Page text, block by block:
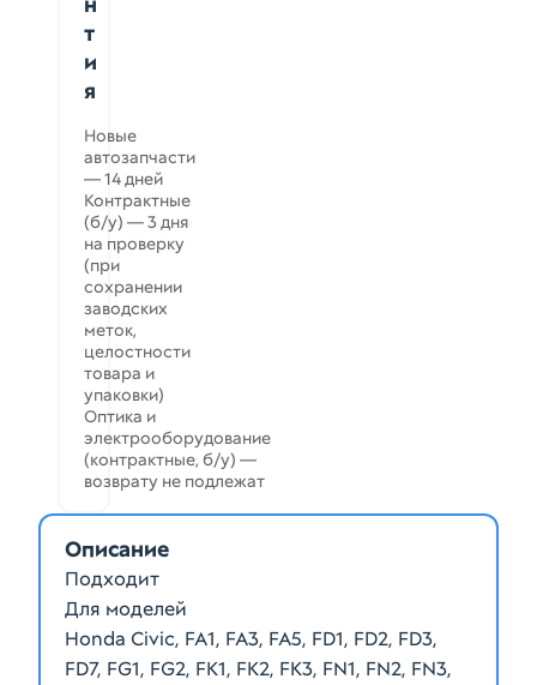
т
и
я
Новые
автозапчасти
— 14 дней
Контрактные
(б/у) — 3 дня
на проверку
(при
сохранении
заводских
меток,
целостности
товара и
упаковки)
Оптика и
электрооборудование
(контрактные, б/у) —
возврату не подлежат
Описание
Подходит
Для моделей
Honda Civic, FA1, FA3, FA5, FD1, FD2, FD3,
FD7, FG1, FG2, FK1, FK2, FK3, FN1, FN2, FN3,